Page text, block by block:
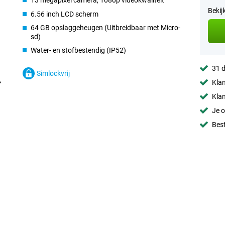
6.56 inch LCD scherm
64 GB opslaggeheugen (Uitbreidbaar met Micro-
sd)
Water- en stofbestendig (IP52)
Simlockvrij
31
Je